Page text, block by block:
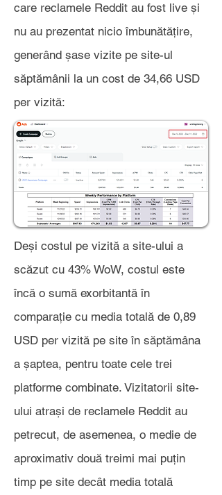
care reclamele Reddit au fost live și
nu au prezentat nicio îmbunătățire,
generând șase vizite pe site-ul
săptămânii la un cost de 34,66 USD
per vizită:
Deși costul pe vizită a site-ului a
scăzut cu 43% WoW, costul este
încă o sumă exorbitantă în
comparație cu media totală de 0,89
USD per vizită pe site în săptămâna
a șaptea, pentru toate cele trei
platforme combinate. Vizitatorii site-
ului atrași de reclamele Reddit au
petrecut, de asemenea, o medie de
aproximativ două treimi mai puțin
timp pe site decât media totală